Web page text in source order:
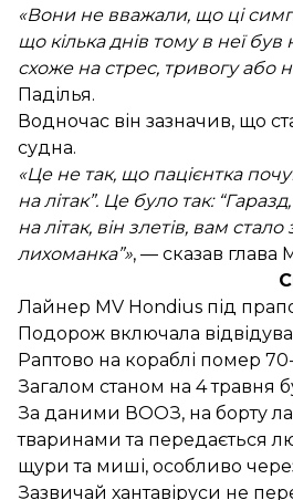
«Вони не вважали, що ці
що кілька днів тому в неї
схоже на стрес, тривогу або
Паділья.
Водночас він зазначив, що
судна.
«Це не так, що пацієнтка
на літак”. Це було так:
на літак, він злетів, вам
лихоманка”», — сказав глава
Лайнер MV Hondius під
Подорож включала
Раптово на кораблі помер
Загалом станом на 4 травня
За даними ВООЗ, на борту
тваринами та передається
щури та миші, особливо
Зазвичай хантавіруси не